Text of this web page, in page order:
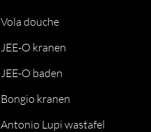
Vola douche
JEE-O kranen
JEE-O baden
Bongio kranen
Antonio Lupi wastafel